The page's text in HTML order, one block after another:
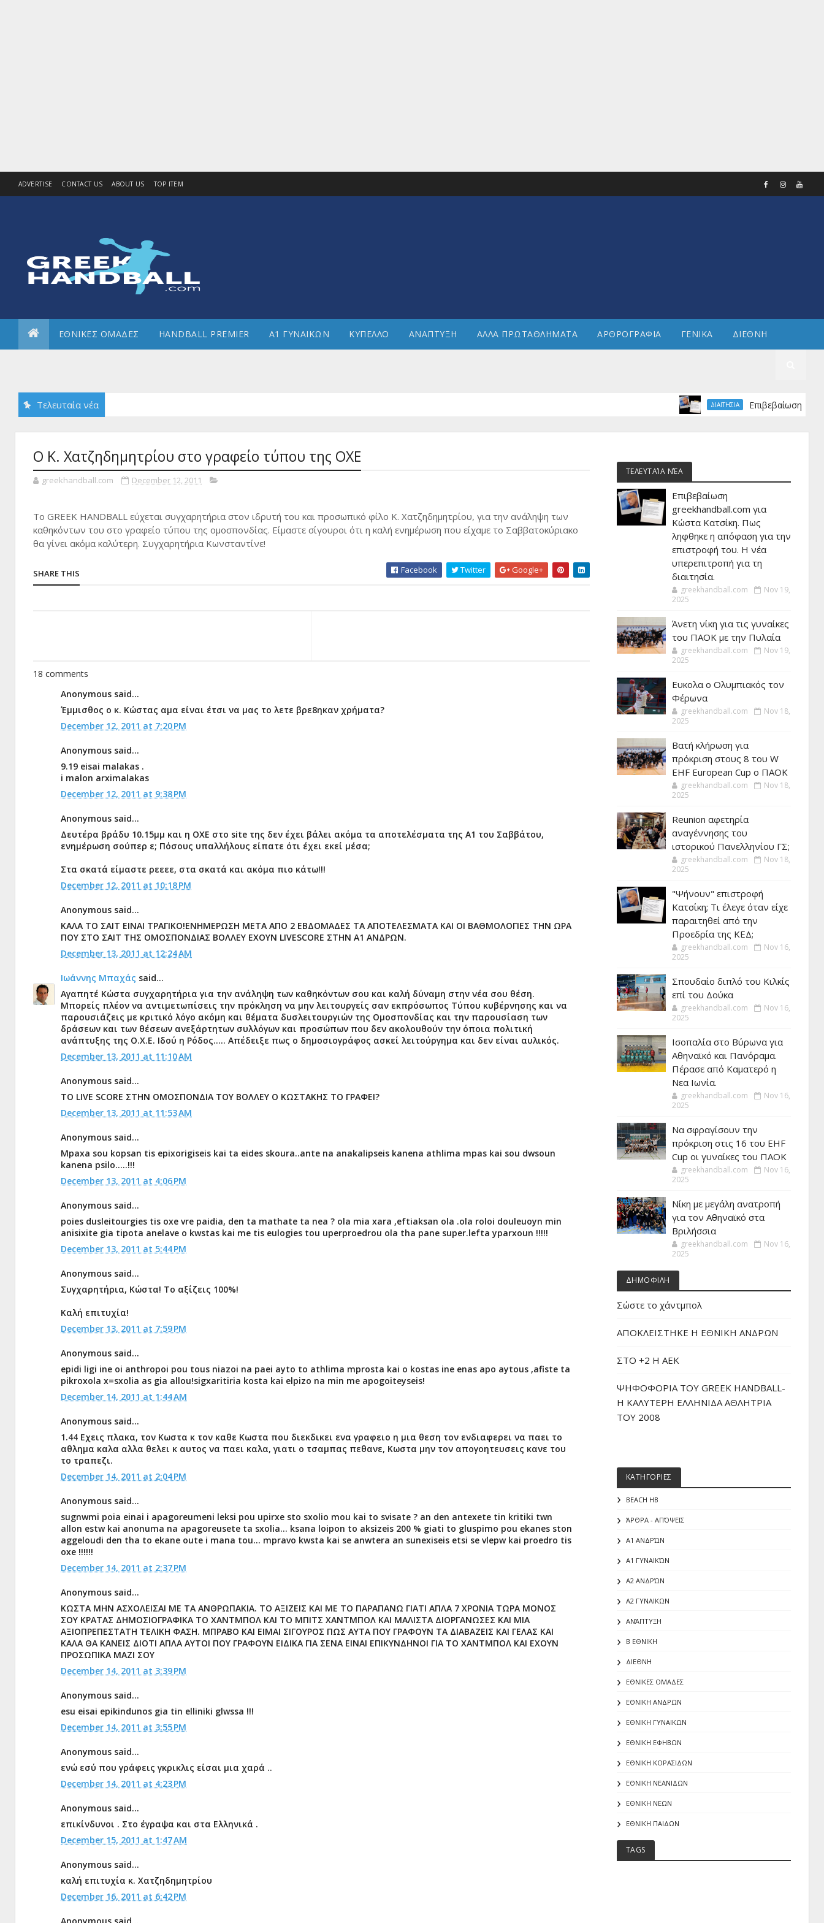
ADVERTISE CONTACT US ABOUT US TOP ITEM
ΕΘΝΙΚΕΣ ΟΜΑΔΕΣ HANDBALL PREMIER Α1 ΓΥΝΑΙΚΩΝ ΚΥΠΕΛΛΟ ΑΝΑΠΤΥΞΗ ΑΛΛΑ ΠΡΩΤΑΘΛΗΜΑΤΑ ΑΡΘΡΟΓΡΑΦΙΑ ΓΕΝΙΚΑ ΔΙΕΘΝΗ
Τελευταία νέα ΔΙΑΙΤΗΣΙΑ Επιβεβαίωση
Ο Κ. Χατζηδημητρίου στο γραφείο τύπου της ΟΧΕ
greekhandball.com December 12, 2011
Το GREEK HANDBALL εύχεται συγχαρητήρια στον ιδρυτή του και προσωπικό φίλο Κ. Χατζηδημητρίου, για την ανάληψη των
καθηκόντων του στο γραφείο τύπου της ομοσπονδίας. Είμαστε σίγουροι ότι η καλή ενημέρωση που είχαμε το Σαββατοκύριακο
θα γίνει ακόμα καλύτερη. Συγχαρητήρια Κωνσταντίνε!
SHARE THIS Facebook Twitter Google+
18 comments
Anonymous said...
Έμμισθος ο κ. Κώστας αμα είναι έτσι να μας το λετε βρε8ηκαν χρήματα?
December 12, 2011 at 7:20 PM
Anonymous said...
9.19 eisai malakas .
i malon arximalakas
December 12, 2011 at 9:38 PM
Anonymous said...
Δευτέρα βράδυ 10.15μμ και η ΟΧΕ στο site της δεν έχει βάλει ακόμα τα αποτελέσματα της Α1 του Σαββάτου,
ενημέρωση σούπερ ε; Πόσους υπαλλήλους είπατε ότι έχει εκεί μέσα;
Στα σκατά είμαστε ρεεεε, στα σκατά και ακόμα πιο κάτω!!!
December 12, 2011 at 10:18 PM
Anonymous said...
ΚΑΛΑ ΤΟ ΣΑΙΤ ΕΙΝΑΙ ΤΡΑΓΙΚΟ!ΕΝΗΜΕΡΩΣΗ ΜΕΤΑ ΑΠΟ 2 ΕΒΔΟΜΑΔΕΣ ΤΑ ΑΠΟΤΕΛΕΣΜΑΤΑ ΚΑΙ ΟΙ ΒΑΘΜΟΛΟΓΙΕΣ ΤΗΝ ΩΡΑ
ΠΟΥ ΣΤΟ ΣΑΙΤ ΤΗΣ ΟΜΟΣΠΟΝΔΙΑΣ ΒΟΛΛΕΥ ΕΧΟΥΝ LIVESCORE ΣΤΗΝ Α1 ΑΝΔΡΩΝ.
December 13, 2011 at 12:24 AM
Ιωάννης Μπαχάς said...
Αγαπητέ Κώστα συγχαρητήρια για την ανάληψη των καθηκόντων σου και καλή δύναμη στην νέα σου θέση.
Μπορείς πλέον να αντιμετωπίσεις την πρόκληση να μην λειτουργείς σαν εκπρόσωπος Τύπου κυβέρνησης και να
παρουσιάζεις με κριτικό λόγο ακόμη και θέματα δυσλειτουργιών της Ομοσπονδίας και την παρουσίαση των
δράσεων και των θέσεων ανεξάρτητων συλλόγων και προσώπων που δεν ακολουθούν την όποια πολιτική
ανάπτυξης της Ο.Χ.Ε. Ιδού η Ρόδος..... Απέδειξε πως ο δημοσιογράφος ασκεί λειτούργημα και δεν είναι αυλικός.
December 13, 2011 at 11:10 AM
Anonymous said...
TO LIVE SCORE ΣΤΗΝ ΟΜΟΣΠΟΝΔΙΑ ΤΟΥ ΒΟΛΛΕΥ Ο ΚΩΣΤΑΚΗΣ ΤΟ ΓΡΑΦΕΙ?
December 13, 2011 at 11:53 AM
Anonymous said...
Mpaxa sou kopsan tis epixorigiseis kai ta eides skoura..ante na anakalipseis kanena athlima mpas kai sou dwsoun
kanena psilo.....!!!
December 13, 2011 at 4:06 PM
Anonymous said...
poies dusleitourgies tis oxe vre paidia, den ta mathate ta nea ? ola mia xara ,eftiaksan ola .ola roloi douleuoyn min
anisixite gia tipota anelave o kwstas kai me tis eulogies tou uperproedrou ola tha pane super.lefta yparxoun !!!!!
December 13, 2011 at 5:44 PM
Anonymous said...
Συγχαρητήρια, Κώστα! Το αξίζεις 100%!
Καλή επιτυχία!
December 13, 2011 at 7:59 PM
Anonymous said...
epidi ligi ine oi anthropoi pou tous niazoi na paei ayto to athlima mprosta kai o kostas ine enas apo aytous ,afiste ta
pikroxola x=sxolia as gia allou!sigxaritiria kosta kai elpizo na min me apogoiteyseis!
December 14, 2011 at 1:44 AM
Anonymous said...
1.44 Εχεις πλακα, τον Κωστα κ τον καθε Κωστα που διεκδικει ενα γραφειο η μια θεση τον ενδιαφερει να παει το
αθλημα καλα αλλα θελει κ αυτος να παει καλα, γιατι ο τσαμπας πεθανε, Κωστα μην τον απογοητευσεις κανε του
το τραπεζι.
December 14, 2011 at 2:04 PM
Anonymous said...
sugnwmi poia einai i apagoreumeni leksi pou upirxe sto sxolio mou kai to svisate ? an den antexete tin kritiki twn
allon estw kai anonuma na apagoreusete ta sxolia... ksana loipon to aksizeis 200 % giati to gluspimo pou ekanes ston
aggeloudi den tha to ekane oute i mana tou... mpravo kwsta kai se anwtera an sunexiseis etsi se vlepw kai proedro tis
oxe !!!!!!
December 14, 2011 at 2:37 PM
Anonymous said...
ΚΩΣΤΑ ΜΗΝ ΑΣΧΟΛΕΙΣΑΙ ΜΕ ΤΑ ΑΝΘΡΩΠΑΚΙΑ. ΤΟ ΑΞΙΖΕΙΣ ΚΑΙ ΜΕ ΤΟ ΠΑΡΑΠΑΝΩ ΓΙΑΤΙ ΑΠΛΑ 7 ΧΡΟΝΙΑ ΤΩΡΑ ΜΟΝΟΣ
ΣΟΥ ΚΡΑΤΑΣ ΔΗΜΟΣΙΟΓΡΑΦΙΚΑ ΤΟ ΧΑΝΤΜΠΟΛ ΚΑΙ ΤΟ ΜΠΙΤΣ ΧΑΝΤΜΠΟΛ ΚΑΙ ΜΑΛΙΣΤΑ ΔΙΟΡΓΑΝΩΣΕΣ ΚΑΙ ΜΙΑ
ΑΞΙΟΠΡΕΠΕΣΤΑΤΗ ΤΕΛΙΚΗ ΦΑΣΗ. ΜΠΡΑΒΟ ΚΑΙ ΕΙΜΑΙ ΣΙΓΟΥΡΟΣ ΠΩΣ ΑΥΤΑ ΠΟΥ ΓΡΑΦΟΥΝ ΤΑ ΔΙΑΒΑΖΕΙΣ ΚΑΙ ΓΕΛΑΣ ΚΑΙ
ΚΑΛΑ ΘΑ ΚΑΝΕΙΣ ΔΙΟΤΙ ΑΠΛΑ ΑΥΤΟΙ ΠΟΥ ΓΡΑΦΟΥΝ ΕΙΔΙΚΑ ΓΙΑ ΣΕΝΑ ΕΙΝΑΙ ΕΠΙΚΥΝΔΗΝΟΙ ΓΙΑ ΤΟ ΧΑΝΤΜΠΟΛ ΚΑΙ ΕΧΟΥΝ
ΠΡΟΣΩΠΙΚΑ ΜΑΖΙ ΣΟΥ
December 14, 2011 at 3:39 PM
Anonymous said...
esu eisai epikindunos gia tin elliniki glwssa !!!
December 14, 2011 at 3:55 PM
Anonymous said...
ενώ εσύ που γράφεις γκρικλις είσαι μια χαρά ..
December 14, 2011 at 4:23 PM
Anonymous said...
επικίνδυνοι . Στο έγραψα και στα Ελληνικά .
December 15, 2011 at 1:47 AM
Anonymous said...
καλή επιτυχία κ. Χατζηδημητρίου
December 16, 2011 at 6:42 PM
ΤΕΛΕΥΤΑΊΑ ΝΈΑ
Επιβεβαίωση
greekhandball.com για
Κώστα Κατσίκη. Πως
ληφθηκε η απόφαση για την
επιστροφή του. Η νέα
υπερεπιτροπή για τη
διαιτησία.
greekhandball.com
Nov 19,
2025
Άνετη νίκη για τις γυναίκες
του ΠΑΟΚ με την Πυλαία
greekhandball.com
Nov 19,
2025
Ευκολα ο Ολυμπιακός τον
Φέρωνα
greekhandball.com
Nov 18,
2025
Βατή κλήρωση για
πρόκριση στους 8 του W
EHF European Cup ο ΠΑΟΚ
greekhandball.com
Nov 18,
2025
Reunion αφετηρία
αναγέννησης του
ιστορικού Πανελληνίου ΓΣ;
greekhandball.com
Nov 18,
2025
"Ψήνουν" επιστροφή
Κατσίκη; Τι έλεγε όταν είχε
παραιτηθεί από την
Προεδρία της ΚΕΔ;
greekhandball.com
Nov 16,
2025
Σπουδαίο διπλό του Κιλκίς
επί του Δούκα
greekhandball.com
Nov 16,
2025
Ισοπαλία στο Βύρωνα για
Αθηναϊκό και Πανόραμα.
Πέρασε από Καματερό η
Νεα Ιωνία.
greekhandball.com
Nov 16,
2025
Να σφραγίσουν την
πρόκριση στις 16 του EHF
Cup οι γυναίκες του ΠΑΟΚ
greekhandball.com
Nov 16,
2025
Νίκη με μεγάλη ανατροπή
για τον Αθηναϊκό στα
Βριλήσσια
greekhandball.com
Nov 16,
2025
ΔΗΜΟΦΙΛΗ
Σώστε το χάντμπολ
ΑΠΟΚΛΕΙΣΤΗΚΕ Η ΕΘΝΙΚΗ ΑΝΔΡΩΝ
ΣΤΟ +2 Η ΑΕΚ
ΨΗΦΟΦΟΡΙΑ ΤΟΥ GREEK HANDBALL-
H ΚΑΛΥΤΕΡΗ ΕΛΛΗΝΙΔΑ ΑΘΛΗΤΡΙΑ
ΤΟΥ 2008
ΚΑΤΗΓΟΡΙΕΣ
BEACH HB
ΆΡΘΡΑ - ΑΠΌΨΕΙΣ
Α1 ΑΝΔΡΏΝ
Α1 ΓΥΝΑΙΚΏΝ
Α2 ΑΝΔΡΏΝ
Α2 ΓΥΝΑΙΚΩΝ
ΑΝΆΠΤΥΞΗ
Β ΕΘΝΙΚΗ
ΔΙΕΘΝΗ
ΕΘΝΙΚΕΣ ΟΜΑΔΕΣ
ΕΘΝΙΚΗ ΑΝΔΡΩΝ
ΕΘΝΙΚΗ ΓΥΝΑΙΚΩΝ
ΕΘΝΙΚΗ ΕΦΗΒΩΝ
ΕΘΝΙΚΗ ΚΟΡΑΣΙΔΩΝ
ΕΘΝΙΚΗ ΝΕΑΝΙΔΩΝ
ΕΘΝΙΚΗ ΝΕΩΝ
ΕΘΝΙΚΗ ΠΑΙΔΩΝ
TAGS